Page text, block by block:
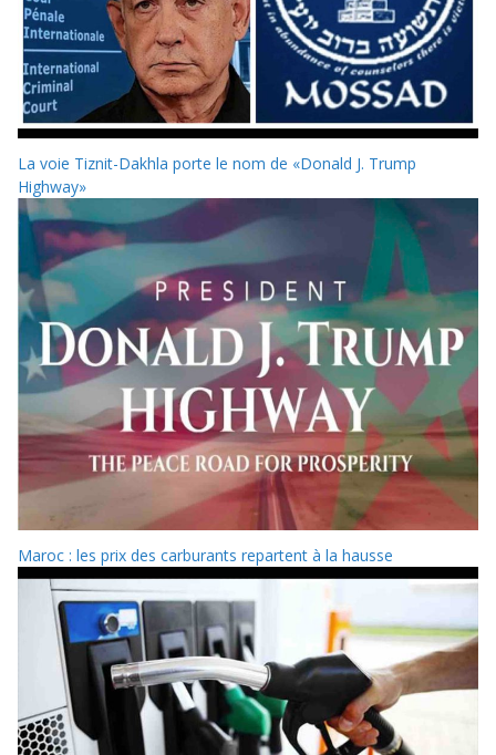
La voie Tiznit-Dakhla porte le nom de «Donald J. Trump
Highway»
Maroc : les prix des carburants repartent à la hausse